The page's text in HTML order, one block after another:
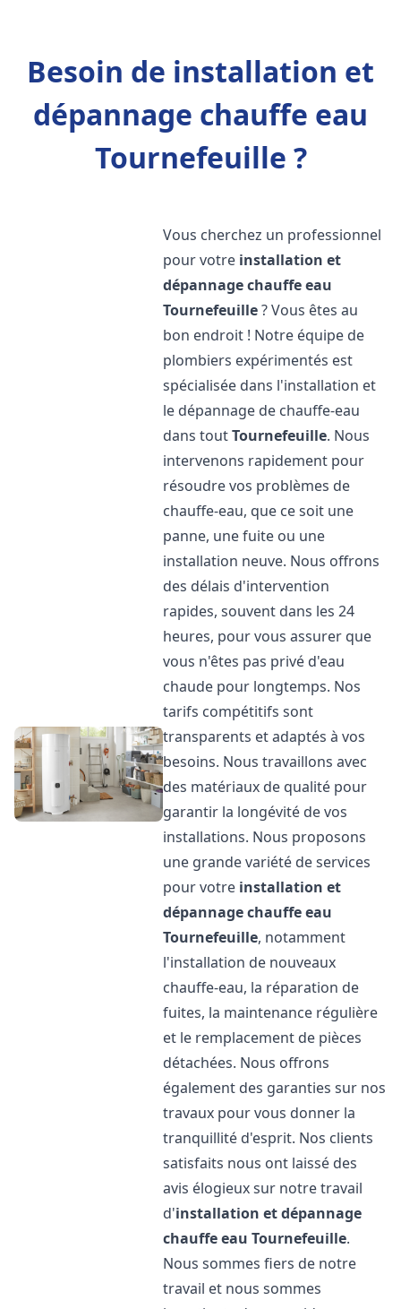
Besoin de installation et
dépannage chauffe eau
Tournefeuille ?
Vous cherchez un professionnel
pour votre installation et
dépannage chauffe eau
Tournefeuille? Vous êtes au
bon endroit ! Notre équipe de
plombiers expérimentés est
spécialisée dans l'installation et
le dépannage de chauffe-eau
dans toutTournefeuille. Nous
intervenons rapidement pour
résoudre vos problèmes de
chauffe-eau, que ce soit une
panne, une fuite ou une
installation neuve. Nous offrons
des délais d'intervention
rapides, souvent dans les 24
heures, pour vous assurer que
vous n'êtes pas privé d'eau
chaude pour longtemps. Nos
tarifs compétitifs sont
transparents et adaptés à vos
besoins. Nous travaillons avec
des matériaux de qualité pour
garantir la longévité de vos
installations. Nous proposons
une grande variété de services
pour votre installation et
dépannage chauffe eau
Tournefeuille, notamment
l'installation de nouveaux
chauffe-eau, la réparation de
fuites, la maintenance régulière
et le remplacement de pièces
détachées. Nous offrons
également des garanties sur nos
travaux pour vous donner la
tranquillité d'esprit. Nos clients
satisfaits nous ont laissé des
avis élogieux sur notre travail
d'installation et dépannage
chauffe eau Tournefeuille.
Nous sommes fiers de notre
travail et nous sommes